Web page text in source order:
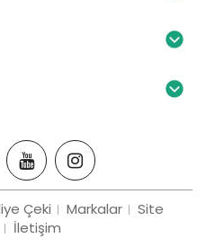
Çeki Markalar
Site
İletişim